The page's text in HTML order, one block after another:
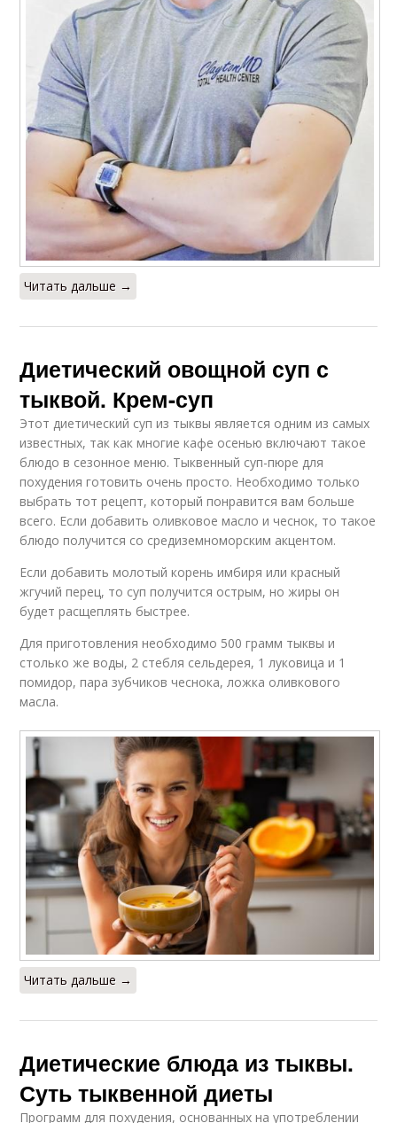
Читать дальше →
Диетический овощной суп с
тыквой. Крем-суп
Этот диетический суп из тыквы является одним из самых
известных, так как многие кафе осенью включают такое
блюдо в сезонное меню. Тыквенный суп-пюре для
похудения готовить очень просто. Необходимо только
выбрать тот рецепт, который понравится вам больше
всего. Если добавить оливковое масло и чеснок, то такое
блюдо получится со средиземноморским акцентом.
Если добавить молотый корень имбиря или красный
жгучий перец, то суп получится острым, но жиры он
будет расщеплять быстрее.
Для приготовления необходимо 500 грамм тыквы и
столько же воды, 2 стебля сельдерея, 1 луковица и 1
помидор, пара зубчиков чеснока, ложка оливкового
масла.
Читать дальше →
Диетические блюда из тыквы.
Суть тыквенной диеты
Программ для похудения, основанных на употреблении